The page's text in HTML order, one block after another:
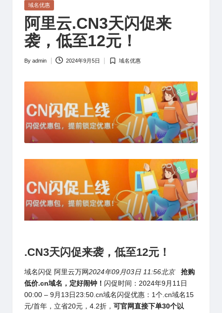
Posted
域名优惠
阿里云.CN3天闪促来
袭，低至12元！
Posted
By admin 2024年9月5日
Posted
域名优惠
.CN3天闪促来袭，低至12元！
域名闪促 阿里云万网2024年09月03日 11:56北京抢购
低价.cn域名，定好闹钟！ 闪促时间：2024年9月11日
00:00 – 9月13日23:50.cn域名闪促优惠：1个.cn域名15
元/首年，立省20元，4.2折， 可官网直接下单30个 以